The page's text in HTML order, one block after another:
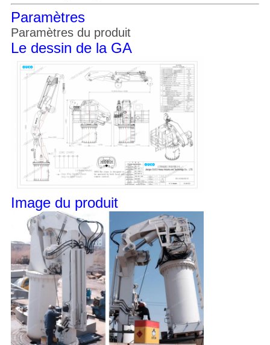
Paramètres
Paramètres du produit
Le dessin de la GA
Image du produit